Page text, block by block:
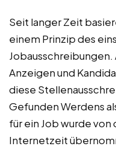
Seit langer Zeit
einem Prinzip des
Anzeigen und
diese
Gefunden Werdens
für ein Job wurde von
Internetzeit